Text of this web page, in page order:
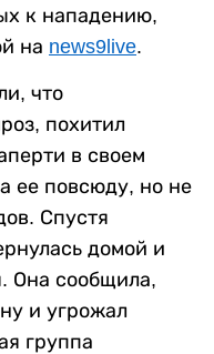
к нападению,
на news9live.
что
похитил
в своем
ее повсюду, но не
Спустя
домой и
Она сообщила,
и угрожал
группа